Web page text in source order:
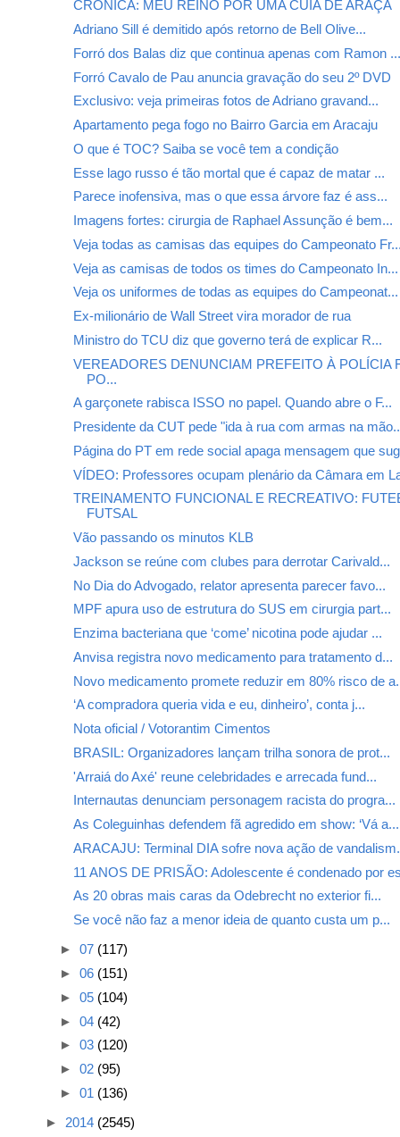
CRÔNICA: MEU REINO POR UMA CUIA DE ARAÇÁ
Adriano Sill é demitido após retorno de Bell Olive...
Forró dos Balas diz que continua apenas com Ramon
Forró Cavalo de Pau anuncia gravação do seu 2º DVD
Exclusivo: veja primeiras fotos de Adriano gravand...
Apartamento pega fogo no Bairro Garcia em Aracaju
O que é TOC? Saiba se você tem a condição
Esse lago russo é tão mortal que é capaz de matar ...
Parece inofensiva, mas o que essa árvore faz é ass...
Imagens fortes: cirurgia de Raphael Assunção é bem...
Veja todas as camisas das equipes do Campeonato
Veja as camisas de todos os times do Campeonato In...
Veja os uniformes de todas as equipes do Campeonat...
Ex-milionário de Wall Street vira morador de rua
Ministro do TCU diz que governo terá de explicar R...
VEREADORES DENUNCIAM PREFEITO À POLÍCIA
PO...
A garçonete rabisca ISSO no papel. Quando abre o F...
Presidente da CUT pede "ida à rua com armas na
Página do PT em rede social apaga mensagem que
VÍDEO: Professores ocupam plenário da Câmara em
TREINAMENTO FUNCIONAL E RECREATIVO:
FUTSAL
Vão passando os minutos KLB
Jackson se reúne com clubes para derrotar Carivald...
No Dia do Advogado, relator apresenta parecer favo...
MPF apura uso de estrutura do SUS em cirurgia part...
Enzima bacteriana que ‘come’ nicotina pode ajudar ...
Anvisa registra novo medicamento para tratamento d...
Novo medicamento promete reduzir em 80% risco de
‘A compradora queria vida e eu, dinheiro’, conta j...
BRASIL: Organizadores lançam trilha sonora de prot...
'Arraiá do Axé' reune celebridades e arrecada fund...
Internautas denunciam personagem racista do progra...
As Coleguinhas defendem fã agredido em show: ‘Vá a...
ARACAJU: Terminal DIA sofre nova ação de
11 ANOS DE PRISÃO: Adolescente é condenado por
As 20 obras mais caras da Odebrecht no exterior fi...
Se você não faz a menor ideia de quanto custa um p...
► 07 (117)
► 06 (151)
► 05 (104)
► 04 (42)
► 03 (120)
► 02 (95)
► 01 (136)
► 2014 (2545)